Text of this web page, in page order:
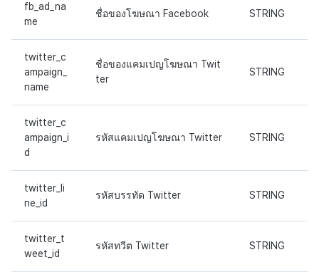
fb_ad_na
me
ชื่อของโฆษณา Facebook STRING
twitter_c
ampaign_
name
ชื่อของแคมเปญโฆษณา Twit
ter
STRING
twitter_c
ampaign_i
d
รหัสแคมเปญโฆษณา Twitter STRING
twitter_li
ne_id
รหัสบรรทัด Twitter STRING
twitter_t
weet_id
รหัสทวีต Twitter STRING